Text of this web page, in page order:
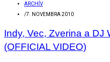
ARCHÍV
/7. NOVEMBRA 2010
Indy, Vec, Zverina a DJ
(OFFICIAL VIDEO)